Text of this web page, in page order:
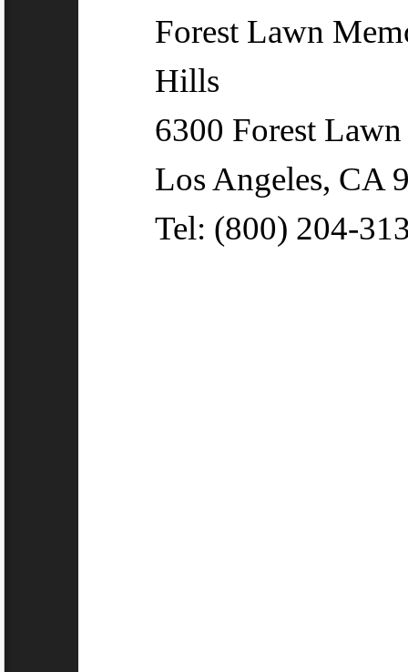
Forest Lawn
Hills
6300 Forest
Los Angeles, CA
Tel: (800) 204-